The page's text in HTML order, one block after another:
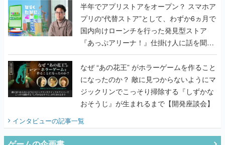
半年でアプリストアをオープン？ スマホア
プリの“代替ストア”として、わずか6ヵ月で
国内向けローンチを行った発見型ストア
『あっぷアリーナ！』仕掛け人に話を聞い
てみた
なぜ “あの花王” がホラーゲームを作ること
になったのか？ 敵に見つからないようにマ
ジックリンでこっそり掃除する『しずかな
おそうじ』が生まれるまで【開発座談会】
インタビューの記事一覧